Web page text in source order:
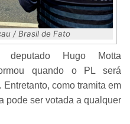
/ Brasil de Fato
Hugo Motta
quando o PL será
como tramita em
pode ser votada a qualquer